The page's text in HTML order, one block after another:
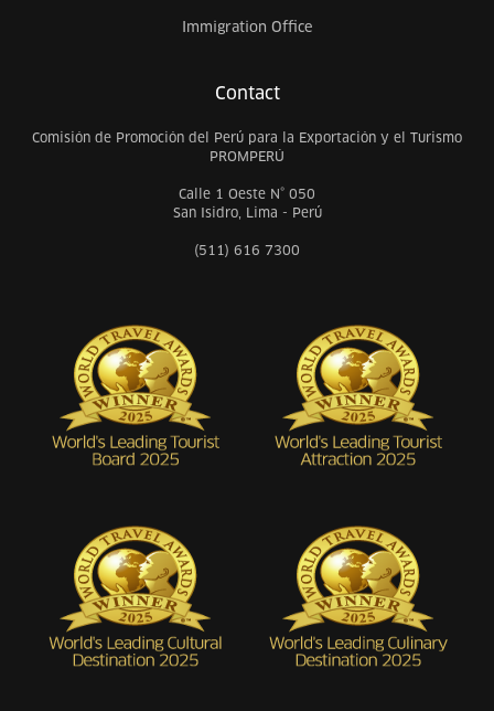
Immigration Office
Contact
Comisión de Promoción del Perú para la Exportación y el Turismo
PROMPERÚ
Calle 1 Oeste N° 050
San Isidro, Lima - Perú
(511) 616 7300